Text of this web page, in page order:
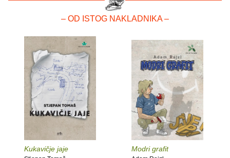
– OD ISTOG NAKLADNIKA –
Kukavičje jaje Modri grafit